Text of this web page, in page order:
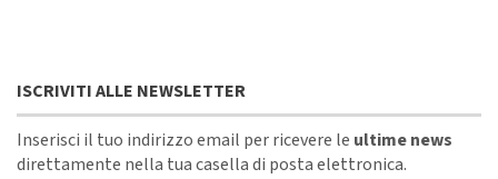
ISCRIVITI ALLE NEWSLETTER
Inserisci il tuo indirizzo email per ricevere le ultime news
direttamente nella tua casella di posta elettronica.